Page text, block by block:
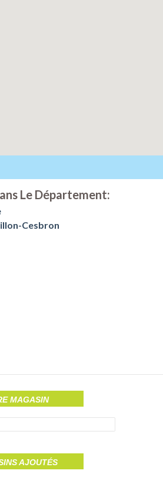
Le Département:
Cesbron
MAGASIN
AJOUTÉS